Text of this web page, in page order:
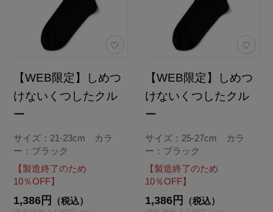
【WEB限定】しめつ
けないくつしたクル
ー
サイズ：21-23cm カラ
ー：ブラック
【製造終了のため
10％OFF】
1,386円 （税込）
【WEB限定】しめつ
けないくつしたクル
ー
サイズ：25-27cm カラ
ー：ブラック
【製造終了のため
10％OFF】
1,386円 （税込）